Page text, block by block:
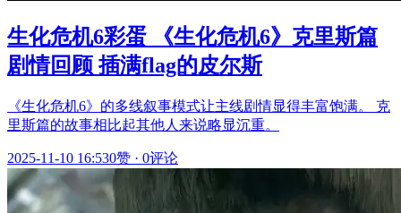
生化危机6彩蛋 《生化危机6》克里斯篇
剧情回顾 插满flag的皮尔斯
《生化危机6》的多线叙事模式让主线剧情显得丰富饱满。 克
里斯篇的故事相比起其他人来说略显沉重。
2025-11-10 16:530赞 · 0评论